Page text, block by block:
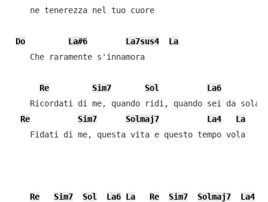
    ne tenerezza nel tuo cuore
Do La#6 La7sus4
La
    Che raramente s'innamora
Re Sim7 Sol La6
    Ricordati di me, quando ridi, quando sei da sola
Re
Sim7 Solmaj7 La4
La
    Fidati di me, questa vita e questo tempo vola
Re Sim7 Sol La6 La Re Sim7 Solmaj7 La4